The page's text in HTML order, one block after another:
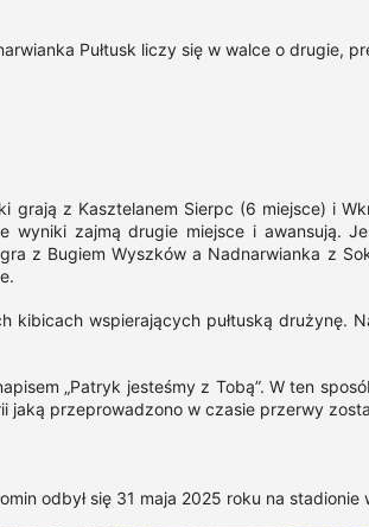
Pułtusk liczy się w walce o drugie,
grają z Kasztelanem Sierpc (6 miejsce) i
wyniki zajmą drugie miejsce i awansują.
z Bugiem Wyszków a Nadnarwianka z
wspierających pułtuską drużynę.
„Patryk jesteśmy z Tobą”. W ten
jaką przeprowadzono w czasie przerwy
odbył się 31 maja 2025 roku na stadionie